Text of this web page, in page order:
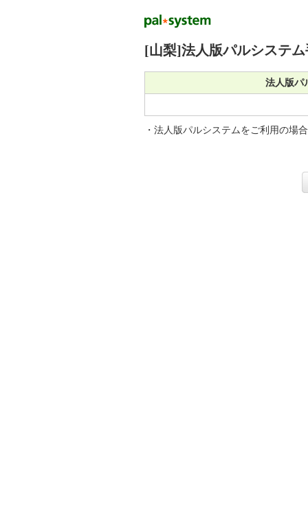
[山梨]法人版パルシステ
法人版パ
・法人版パルシステムをご利用の場